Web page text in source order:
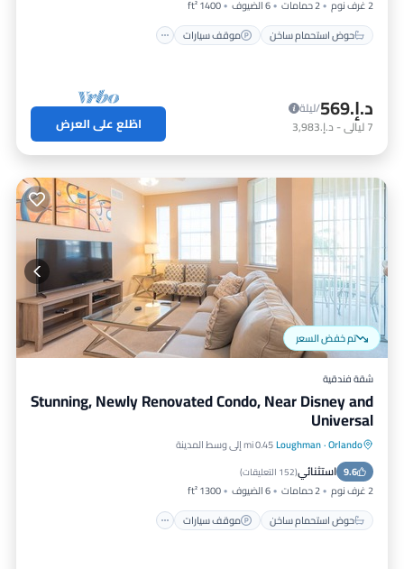
2 غرف نوم 2 حمامات 6 الضيوف
1400 ft²
حوض استحمام ساخن
موقف سيارات
د.إ.‏569
/ليلة
7ليالي- د.إ.‏3,983 اطّلع على العرض
تم خفض السعر
شقة فندقية
Stunning, Newly Renovated Condo, Near Disney and
Universal
Orlando
·
Loughman0.45 mi إلى وسط المدينة
9.6 استثنائي(152 التعليقات )
2 غرف نوم 2 حمامات 6 الضيوف
1300 ft²
حوض استحمام ساخن
موقف سيارات
حوض استحمام ساخن
موقف سيارات
مسبح
شرفة / تراس